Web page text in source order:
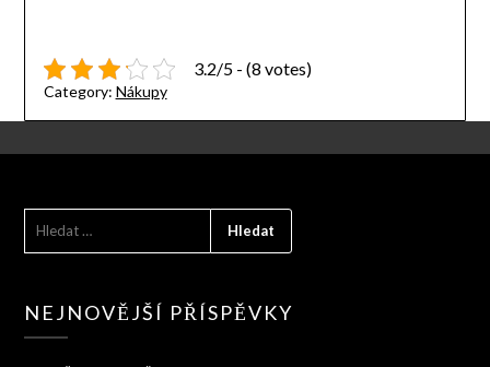
3.2/5 - (8 votes)
Category: Nákupy
NEJNOVĚJŠÍ PŘÍSPĚVKY